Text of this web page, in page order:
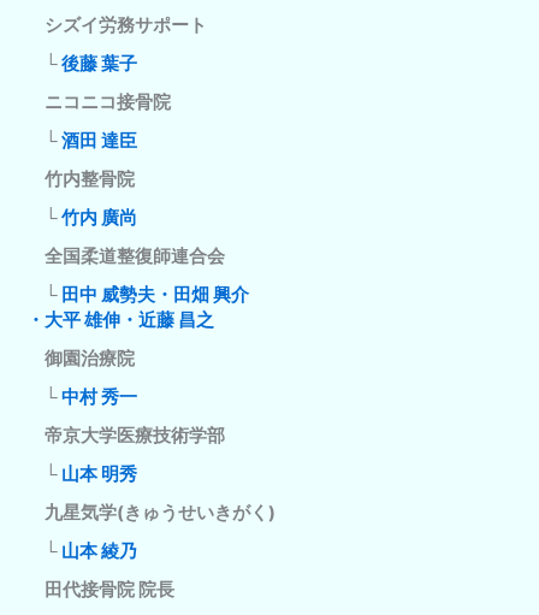
シズイ労務サポート
└後藤 葉子
ニコニコ接骨院
└酒田 達臣
竹内整骨院
└竹内 廣尚
全国柔道整復師連合会
└ 田中 威勢夫・田畑 興介
・大平 雄伸・近藤 昌之
御園治療院
└中村 秀一
帝京大学医療技術学部
└ 山本 明秀
九星気学(きゅうせいきがく)
└ 山本 綾乃
田代接骨院 院長